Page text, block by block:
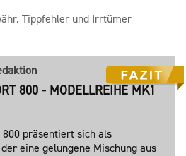
Tippfehler und Irrtümer
800 - MODELLREIHE MK1
präsentiert sich als
eine gelungene Mischung aus